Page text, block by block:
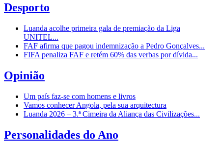
Desporto
Luanda acolhe primeira gala de premiação da Liga
UNITEL...
FAF afirma que pagou indemnização a Pedro Gonçalves...
FIFA penaliza FAF e retém 60% das verbas por dívida...
Opinião
Um país faz-se com homens e livros
Vamos conhecer Angola, pela sua arquitectura
Luanda 2026 – 3.ª Cimeira da Aliança das Civilizações...
Personalidades do Ano